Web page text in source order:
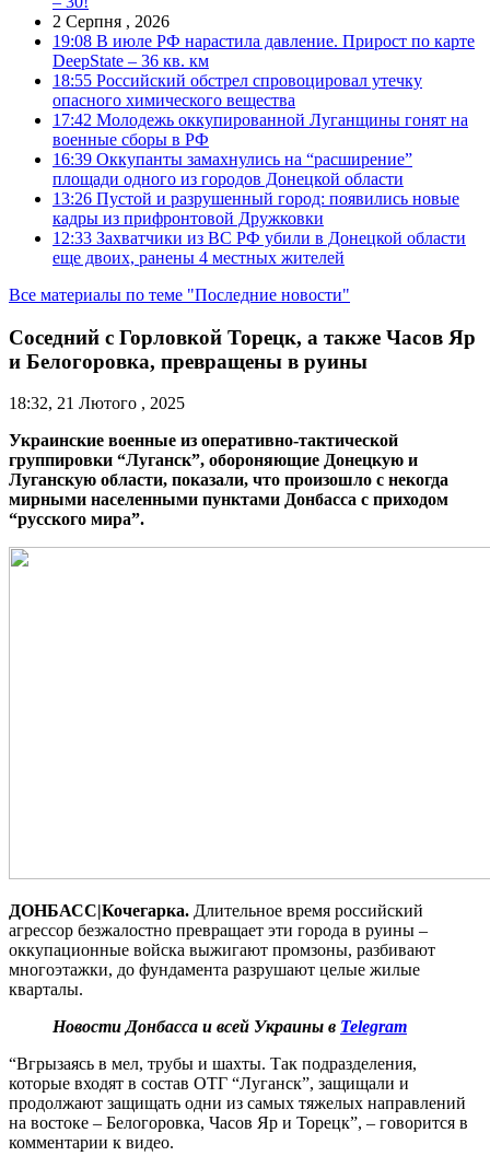
2 Серпня , 2026
19:08 В июле РФ нарастила давление. Прирост по карте
DeepState – 36 кв. км
18:55 Российский обстрел спровоцировал утечку
опасного химического вещества
17:42 Молодежь оккупированной Луганщины гонят на
военные сборы в РФ
16:39 Оккупанты замахнулись на “расширение”
площади одного из городов Донецкой области
13:26 Пустой и разрушенный город: появились новые
кадры из прифронтовой Дружковки
12:33 Захватчики из ВС РФ убили в Донецкой области
еще двоих, ранены 4 местных жителей
Все материалы по теме "Последние новости"
Соседний с Горловкой Торецк, а также Часов Яр
и Белогоровка, превращены в руины
18:32, 21 Лютого , 2025
Украинские военные из оперативно-тактической
группировки “Луганск”, обороняющие Донецкую и
Луганскую области, показали, что произошло с некогда
мирными населенными пунктами Донбасса с приходом
“русского мира”.
ДОНБАСС|Кочегарка. Длительное время российский
агрессор безжалостно превращает эти города в руины –
оккупационные войска выжигают промзоны, разбивают
многоэтажки, до фундамента разрушают целые жилые
кварталы.
Новости Донбасса и всей Украины в Telegram
“Вгрызаясь в мел, трубы и шахты. Так подразделения,
которые входят в состав ОТГ “Луганск”, защищали и
продолжают защищать одни из самых тяжелых направлений
на востоке – Белогоровка, Часов Яр и Торецк”, – говорится в
комментарии к видео.